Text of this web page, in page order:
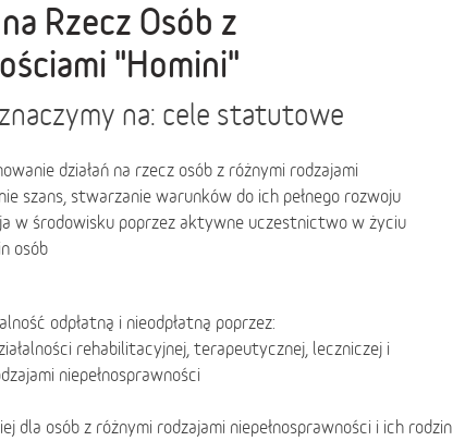
Rzecz Osób z
"Homini"
na: cele statutowe
działań na rzecz osób z różnymi rodzajami
szans, stwarzanie warunków do ich pełnego rozwoju
w środowisku poprzez aktywne uczestnictwo w życiu
osób
odpłatną i nieodpłatną poprzez:
rehabilitacyjnej, terapeutycznej, leczniczej i
niepełnosprawności
dla osób z różnymi rodzajami niepełnosprawności i ich rodzin